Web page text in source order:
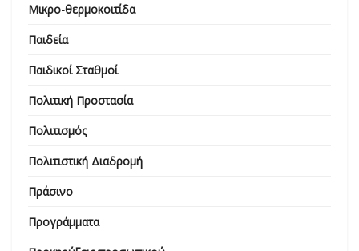
Μικρο-θερμοκοιτίδα
Παιδεία
Παιδικοί Σταθμοί
Πολιτική Προστασία
Πολιτισμός
Πολιτιστική Διαδρομή
Πράσινο
Προγράμματα